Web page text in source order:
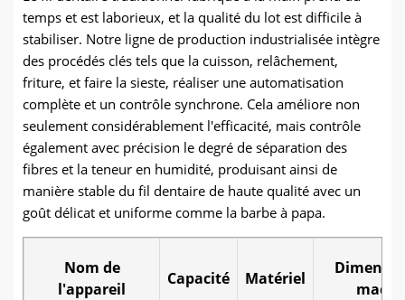
temps et est laborieux, et la qualité du lot est difficile à
stabiliser. Notre ligne de production industrialisée intègre
des procédés clés tels que la cuisson, relâchement,
friture, et faire la sieste, réaliser une automatisation
complète et un contrôle synchrone. Cela améliore non
seulement considérablement l'efficacité, mais contrôle
également avec précision le degré de séparation des
fibres et la teneur en humidité, produisant ainsi de
manière stable du fil dentaire de haute qualité avec un
goût délicat et uniforme comme la barbe à papa.
Nom de
l'appareil
Capacité Matériel